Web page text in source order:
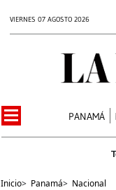
VIERNES 07 AGOSTO 2026
PANAMÁ
Inicio> Panamá> Nacional